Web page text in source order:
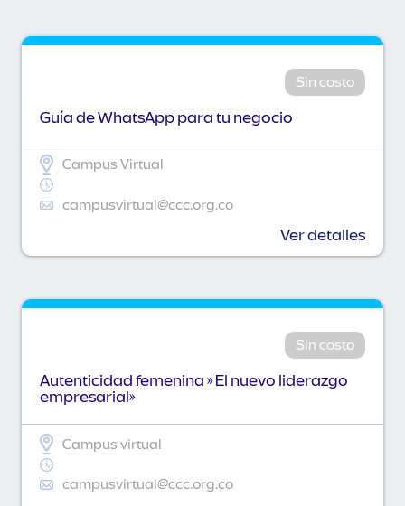
Sin costo
Guía de WhatsApp para tu negocio
Campus Virtual
campusvirtual@ccc.org.co
Ver detalles
Sin costo
Autenticidad femenina » El nuevo liderazgo
empresarial»
Campus virtual
campusvirtual@ccc.org.co